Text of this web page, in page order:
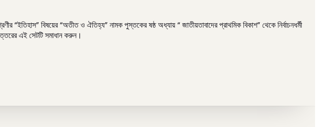
বিষয়ের “অতীত ও ঐতিহ্য” নামক পুস্তকের ষষ্ঠ অধ্যায় “ জাতীয়তাবাদের প্রাথমিক বিকাশ” থেকে নির্বাচনধর্মী
এই সেটটি সমাধান করুন।